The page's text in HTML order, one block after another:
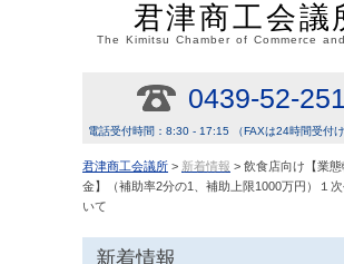
君津商工会議
The Kimitsu Chamber of Commerce
0439-52-
電話受付時間：8:30 - 17:15 （FAXは24時間受付け
君津商工会議所 > 新着情報 > 飲食店向け【業
金】（補助率2分の1、補助上限1000万円）１
いて
新着情報